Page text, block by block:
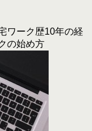
ワーク歴10年の経
の始め方